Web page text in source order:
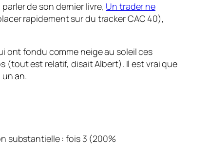
parler de son dernier livre, Un trader ne
rapidement sur du tracker CAC 40),
ont fondu comme neige au soleil ces
(tout est relatif, disait Albert). Il est vrai que
an.
substantielle : fois 3 (200%